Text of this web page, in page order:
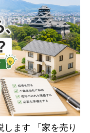
ます 「家を売り